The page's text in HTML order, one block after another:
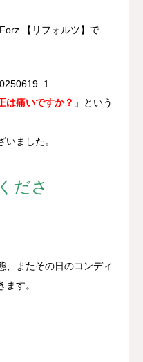
【リフォルツ】で
は痛いですか？ 」という
ました。
ださ
、またその日のコンディ
す。